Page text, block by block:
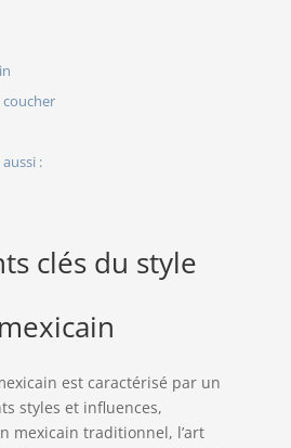
coucher
:
clés du style
est caractérisé par un
styles et influences,
mexicain traditionnel, l’art